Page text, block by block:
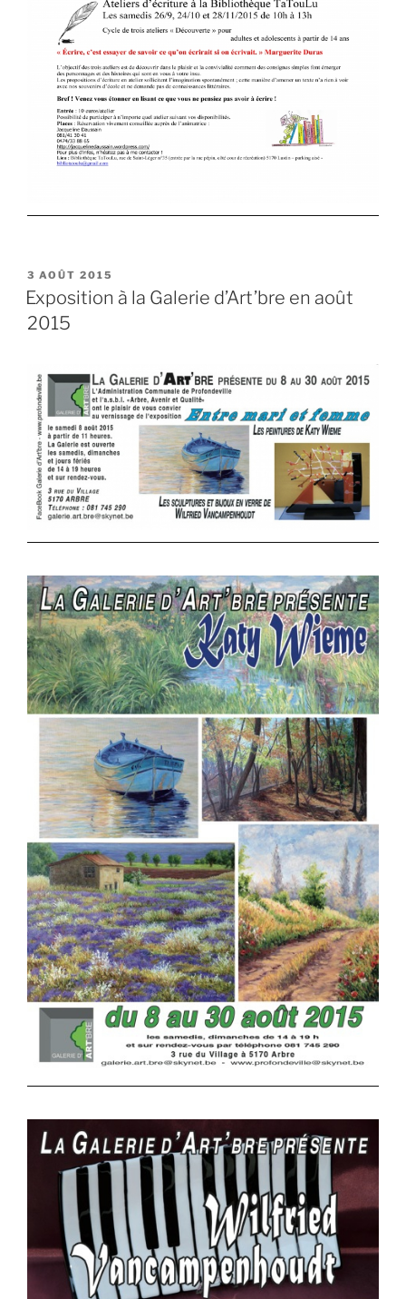
PUBLIÉ
LE
3 AOÛT 2015
Exposition à la Galerie d’Art’bre en août
2015